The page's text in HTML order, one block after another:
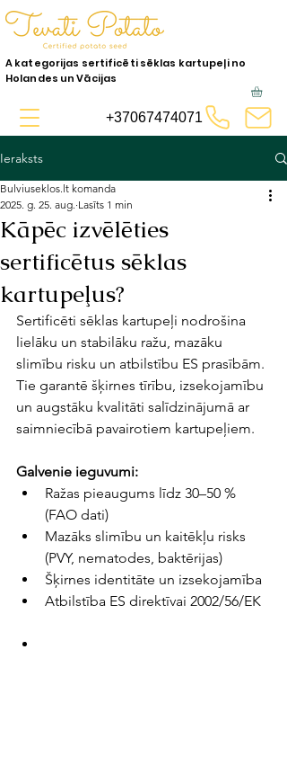
A kategorijas sertificēti sēklas kartupeļi no
Holandes un Vācijas
+37067474071
Ieraksts
Kāpēc izvēlēties
sertificētus sēklas
kartupeļus?
Bulviuseklos.lt komanda
2025. g. 25. aug. Lasīts 1 min
Sertificēti sēklas kartupeļi nodrošina
lielāku un stabilāku ražu, mazāku
slimību risku un atbilstību ES prasībām.
Tie garantē šķirnes tīrību, izsekojamību
un augstāku kvalitāti salīdzinājumā ar
saimniecībā pavairotiem kartupeļiem.
Galvenie ieguvumi:
Ražas pieaugums līdz 30–50 %
(FAO dati)
Mazāks slimību un kaitēkļu risks
(PVY, nematodes, baktērijas)
Šķirnes identitāte un izsekojamība
Atbilstība ES direktīvai 2002/56/EK